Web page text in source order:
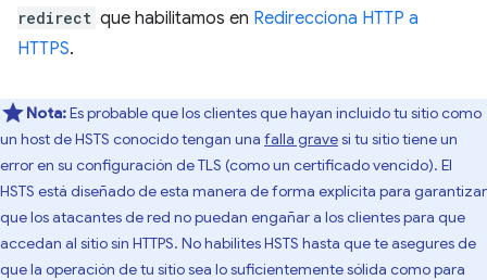
redirect que habilitamos en Redirecciona HTTP a
HTTPS.
Nota:Es probable que los clientes que hayan incluido tu sitio como
un host de HSTS conocido tengan una falla gravesi tu sitio tiene un
error en su configuración de TLS (como un certificado vencido). El
HSTS está diseñado de esta manera de forma explícita para garantizar
que los atacantes de red no puedan engañar a los clientes para que
accedan al sitio sin HTTPS. No habilites HSTS hasta que te asegures de
que la operación de tu sitio sea lo suficientemente sólida como para